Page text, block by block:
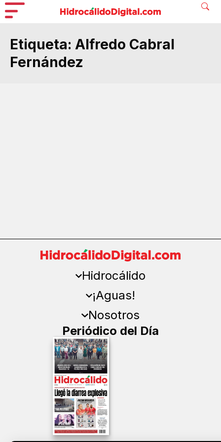
Etiqueta: Alfredo Cabral
Fernández
Hidrocálido
¡Aguas!
Nosotros
Periódico del Día